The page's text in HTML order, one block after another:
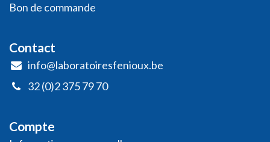
Bon de commande
Contact
info@laboratoiresfenioux.be
32 (0)2 375 79 70
Compte